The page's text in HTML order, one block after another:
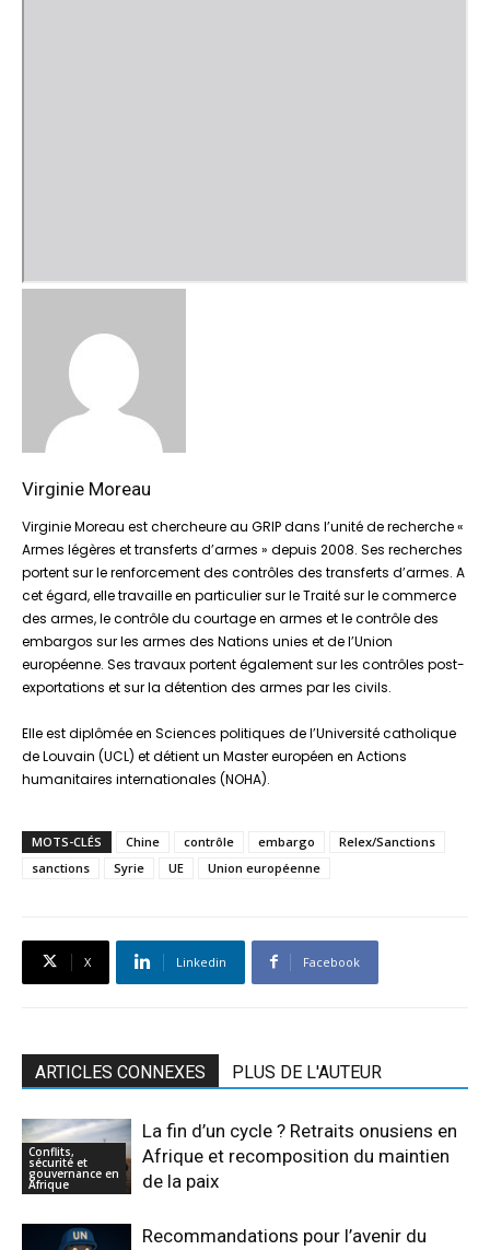
Virginie Moreau
Virginie Moreau est chercheure au GRIP dans l’unité de recherche «
Armes légères et transferts d’armes » depuis 2008. Ses recherches
portent sur le renforcement des contrôles des transferts d’armes. A
cet égard, elle travaille en particulier sur le Traité sur le commerce
des armes, le contrôle du courtage en armes et le contrôle des
embargos sur les armes des Nations unies et de l’Union
européenne. Ses travaux portent également sur les contrôles post-
exportations et sur la détention des armes par les civils.
Elle est diplômée en Sciences politiques de l’Université catholique
de Louvain (UCL) et détient un Master européen en Actions
humanitaires internationales (NOHA).
MOTS-CLÉS Chine contrôle embargo
Relex/Sanctions
sanctions
Syrie UE Union européenne
X Linkedin Facebook
ARTICLES CONNEXES PLUS DE L'AUTEUR
Conflits,
sécurité et
gouvernance en
Afrique
La fin d’un cycle ? Retraits onusiens en
Afrique et recomposition du maintien
de la paix
Recommandations pour l’avenir du